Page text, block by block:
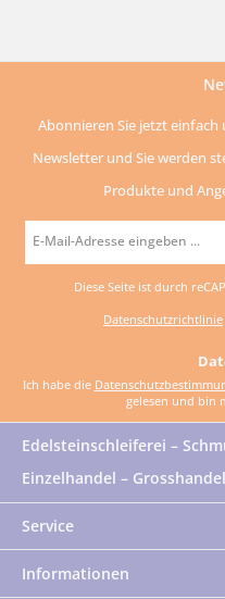
Abonnieren Sie jetzt einfach
Newsletter und Sie werden
Produkte und
E-
Mail-
Diese Seite ist durch
Datenschutzrichtlinie
Ich habe die
gelesen und bin
Edelsteinschleiferei –
Einzelhandel – Grosshandel
Service
Informationen